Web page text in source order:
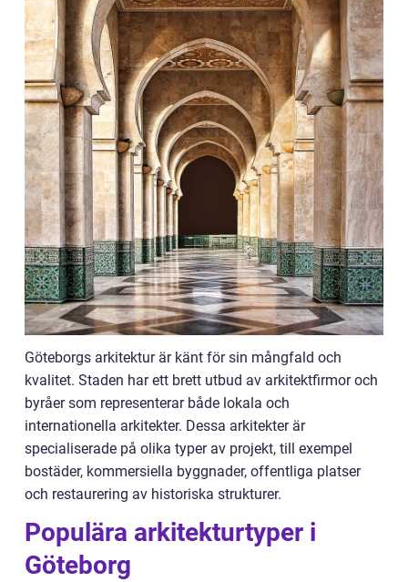
Göteborgs arkitektur är känt för sin mångfald och
kvalitet. Staden har ett brett utbud av arkitektfirmor och
byråer som representerar både lokala och
internationella arkitekter. Dessa arkitekter är
specialiserade på olika typer av projekt, till exempel
bostäder, kommersiella byggnader, offentliga platser
och restaurering av historiska strukturer.
Populära arkitekturtyper i
Göteborg